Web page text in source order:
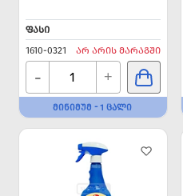
ᲤᲐᲡᲘ
1610-0321
ᲐᲠ ᲐᲠᲘᲡ ᲛᲐᲠᲐᲒᲨᲘ
- +
ᲛᲘᲜᲘᲛᲣᲛ - 1 ᲪᲐᲚᲘ